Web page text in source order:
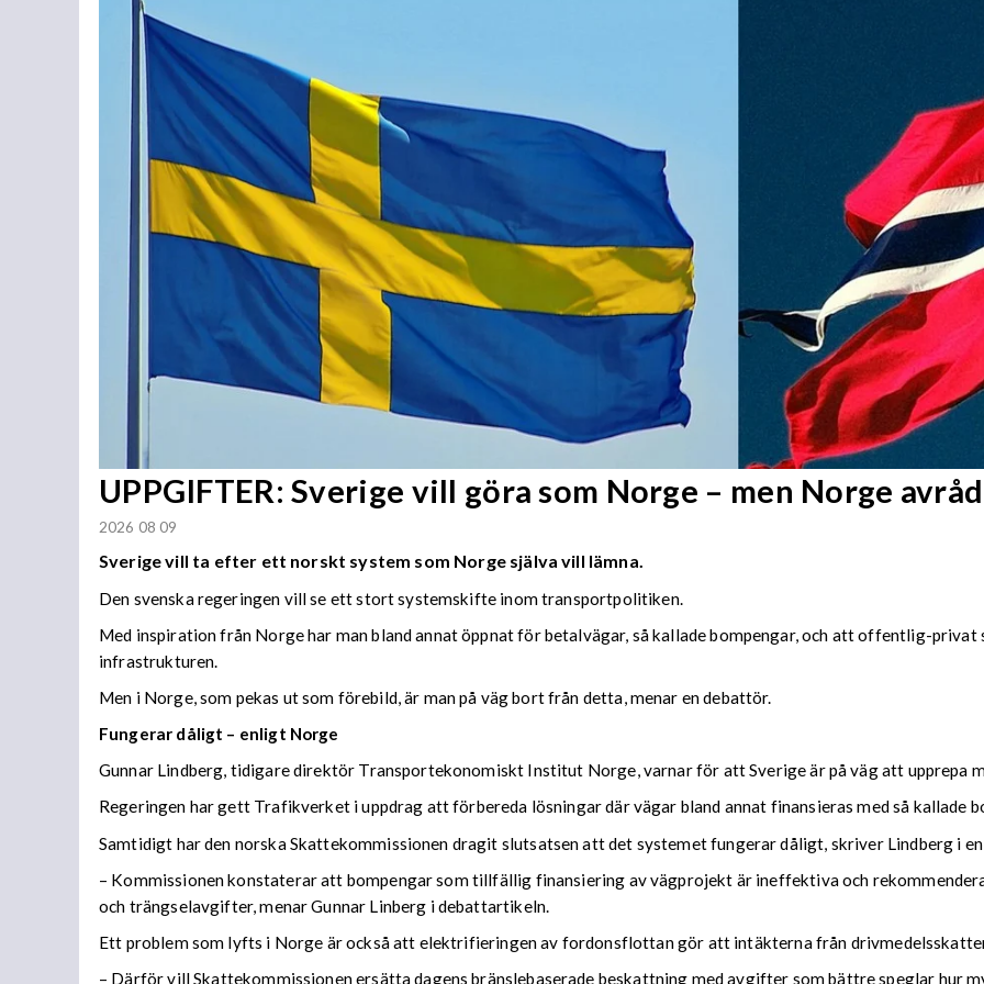
UPPGIFTER: Sverige vill göra som Norge – men Norge
2026 08 09
Sverige vill ta efter ett norskt system som Norge själva vill lämna.
Den svenska regeringen vill se ett stort systemskifte inom transportpolitiken.
Med inspiration från Norge har man bland annat öppnat för betalvägar, så kallade bompengar, och att offentlig-privat
infrastrukturen.
Men i Norge, som pekas ut som förebild, är man på väg bort från detta, menar en debattör.
Fungerar dåligt – enligt Norge
Gunnar Lindberg, tidigare direktör Transportekonomiskt Institut Norge, varnar för att Sverige är på väg att upprepa
Regeringen har gett Trafikverket i uppdrag att förbereda lösningar där vägar bland annat finansieras med så kallade
Samtidigt har den norska Skattekommissionen dragit slutsatsen att det systemet fungerar dåligt, skriver Lindberg i
– Kommissionen konstaterar att bompengar som tillfällig finansiering av vägprojekt är ineffektiva och
och trängselavgifter, menar Gunnar Linberg i debattartikeln.
Ett problem som lyfts i Norge är också att elektrifieringen av fordonsflottan gör att intäkterna från
– Därför vill Skattekommissionen ersätta dagens bränslebaserade beskattning med avgifter som bättre speglar hur